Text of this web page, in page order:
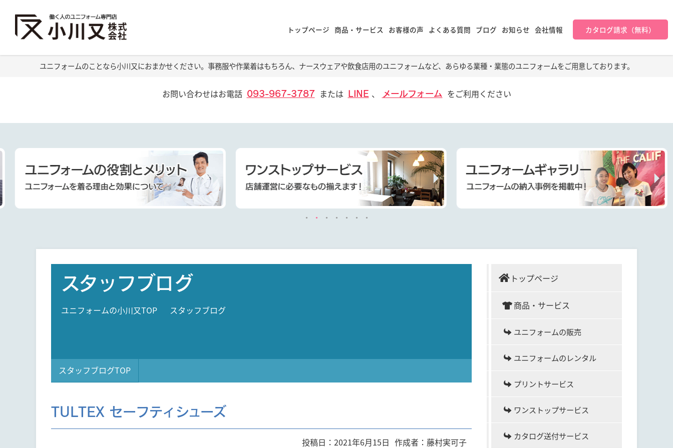
トップページ 商品・サービス お客様の声 よくある質問 ブログ お知らせ 会社情報 カタログ請求（無料）
ユニフォームのことなら小川又におまかせください。事務服や作業着はもちろん、ナースウェアや飲食店用のユニフォームなど、あらゆる業種・業態のユニフォームをご用意しております。
お問い合わせはお電話 093-967-3787 または LINE 、 メールフォーム をご利用ください
スタッフブログ
ユニフォームの小川又TOP スタッフブログ
スタッフブログTOP
TULTEX セーフティシューズ
作成者：藤村実可子
投稿日：2021年6月15日
トップページ
商品・サービス
ユニフォームの販売
ユニフォームのレンタル
プリントサービス
ワンストップサービス
カタログ送付サービス